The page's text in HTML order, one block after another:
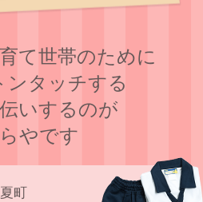
て世帯のために
ンタッチする
いするのが
やです
町